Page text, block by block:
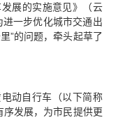
展的实施意见》（云
一步优化城市交通出
”的问题，牵头起草了
动自行车（以下简称
序发展，为市民提供更